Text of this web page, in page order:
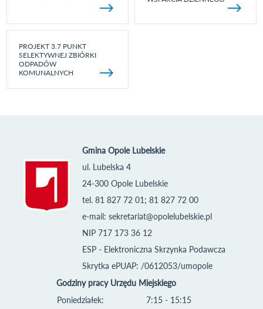
PROJEKT 3.7 PUNKT
SELEKTYWNEJ ZBIÓRKI
ODPADÓW
KOMUNALNYCH
Gmina Opole Lubelskie
ul. Lubelska 4
24-300 Opole Lubelskie
tel. 81 827 72 01; 81 827 72 00
e-mail: sekretariat@opolelubelskie.pl
NIP 717 173 36 12
ESP - Elektroniczna Skrzynka Podawcza
Skrytka ePUAP: /0612053/umopole
Godziny pracy Urzędu Miejskiego
Poniedziałek:
7:15 - 15:15